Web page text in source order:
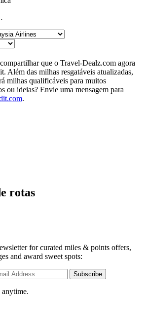
que o Travel-Dealz.com agora
Além das milhas resgatáveis atualizadas,
milhas qualificáveis para muitos
ou ideias? Envie uma mensagem para
.
rotas
for curated miles & points offers,
and award sweet spots:
Subscribe